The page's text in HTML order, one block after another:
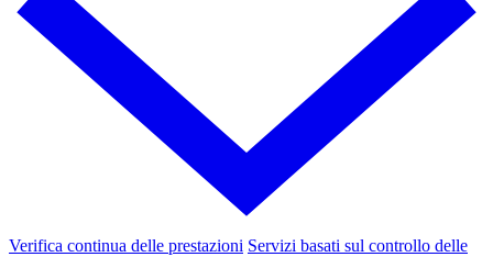
Verifica continua delle prestazioni Servizi basati sul controllo delle